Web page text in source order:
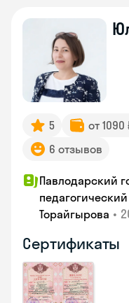
5 от
6 отзывов
Павлодарский
Торайгырова •
Сертификаты